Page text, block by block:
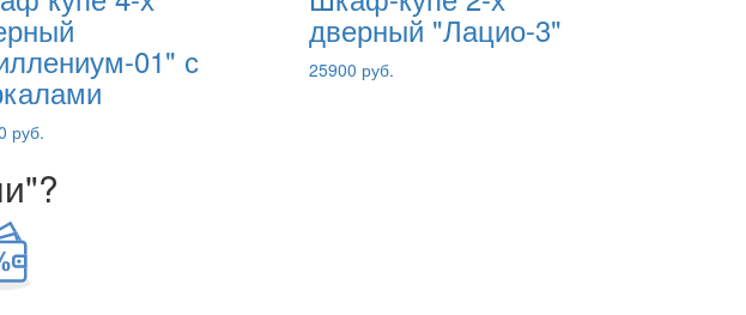
01" с
руб.
дверный "Лацио-3"
25900 руб.